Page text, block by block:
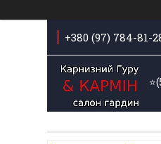
+380 (97) 784-81-